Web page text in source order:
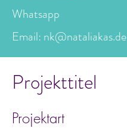
Whatsapp
Email: nk@nataliakas.de
Projekttitel
Projektart